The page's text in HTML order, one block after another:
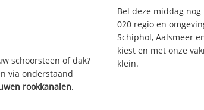
schoorsteen of dak?
via onderstaand
rookkanalen.
Bel deze middag nog
020 regio en
Schiphol, Aalsmeer
kiest en met onze
klein.